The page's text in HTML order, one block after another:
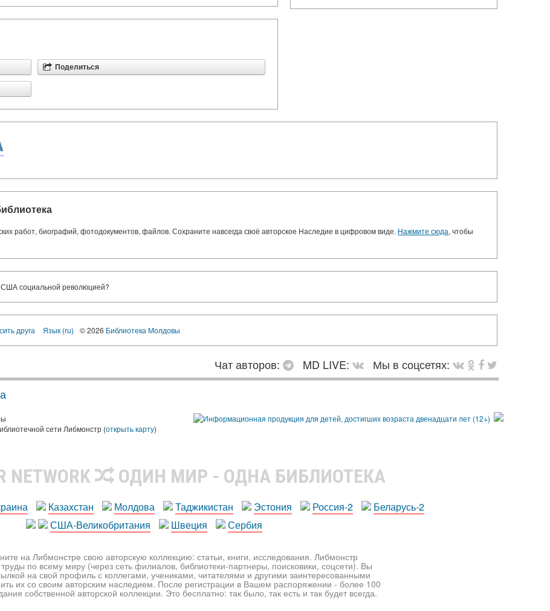
Поделиться
работ, биографий, фотодокументов, файлов. Сохраните навсегда своё авторское Наследие в цифровом виде. Нажмите сюда, чтобы
США социальной революцией?
друга Язык (ru) © 2026 Библиотека Молдовы
Чат авторов: MD LIVE:
Мы в соцсетях:
сети Либмонстр (открыть карту)
NETWORK ОДИН МИР - ОДНА БИБЛИОТЕКА
Казахстан Молдова Таджикистан Эстония Россия-2
Беларусь-2
США-Великобритания
Швеция Сербия
на Либмонстре свою авторскую коллекцию: статьи, книги, исследования. Либмонстр
по всему миру (через сеть филиалов, библиотеки-партнеры, поисковики, соцсети). Вы
на свой профиль с коллегами, учениками, читателями и другими заинтересованными
их со своим авторским наследием. После регистрации в Вашем распоряжении - более 100
собственной авторской коллекции. Это бесплатно: так было, так есть и так будет всегда.